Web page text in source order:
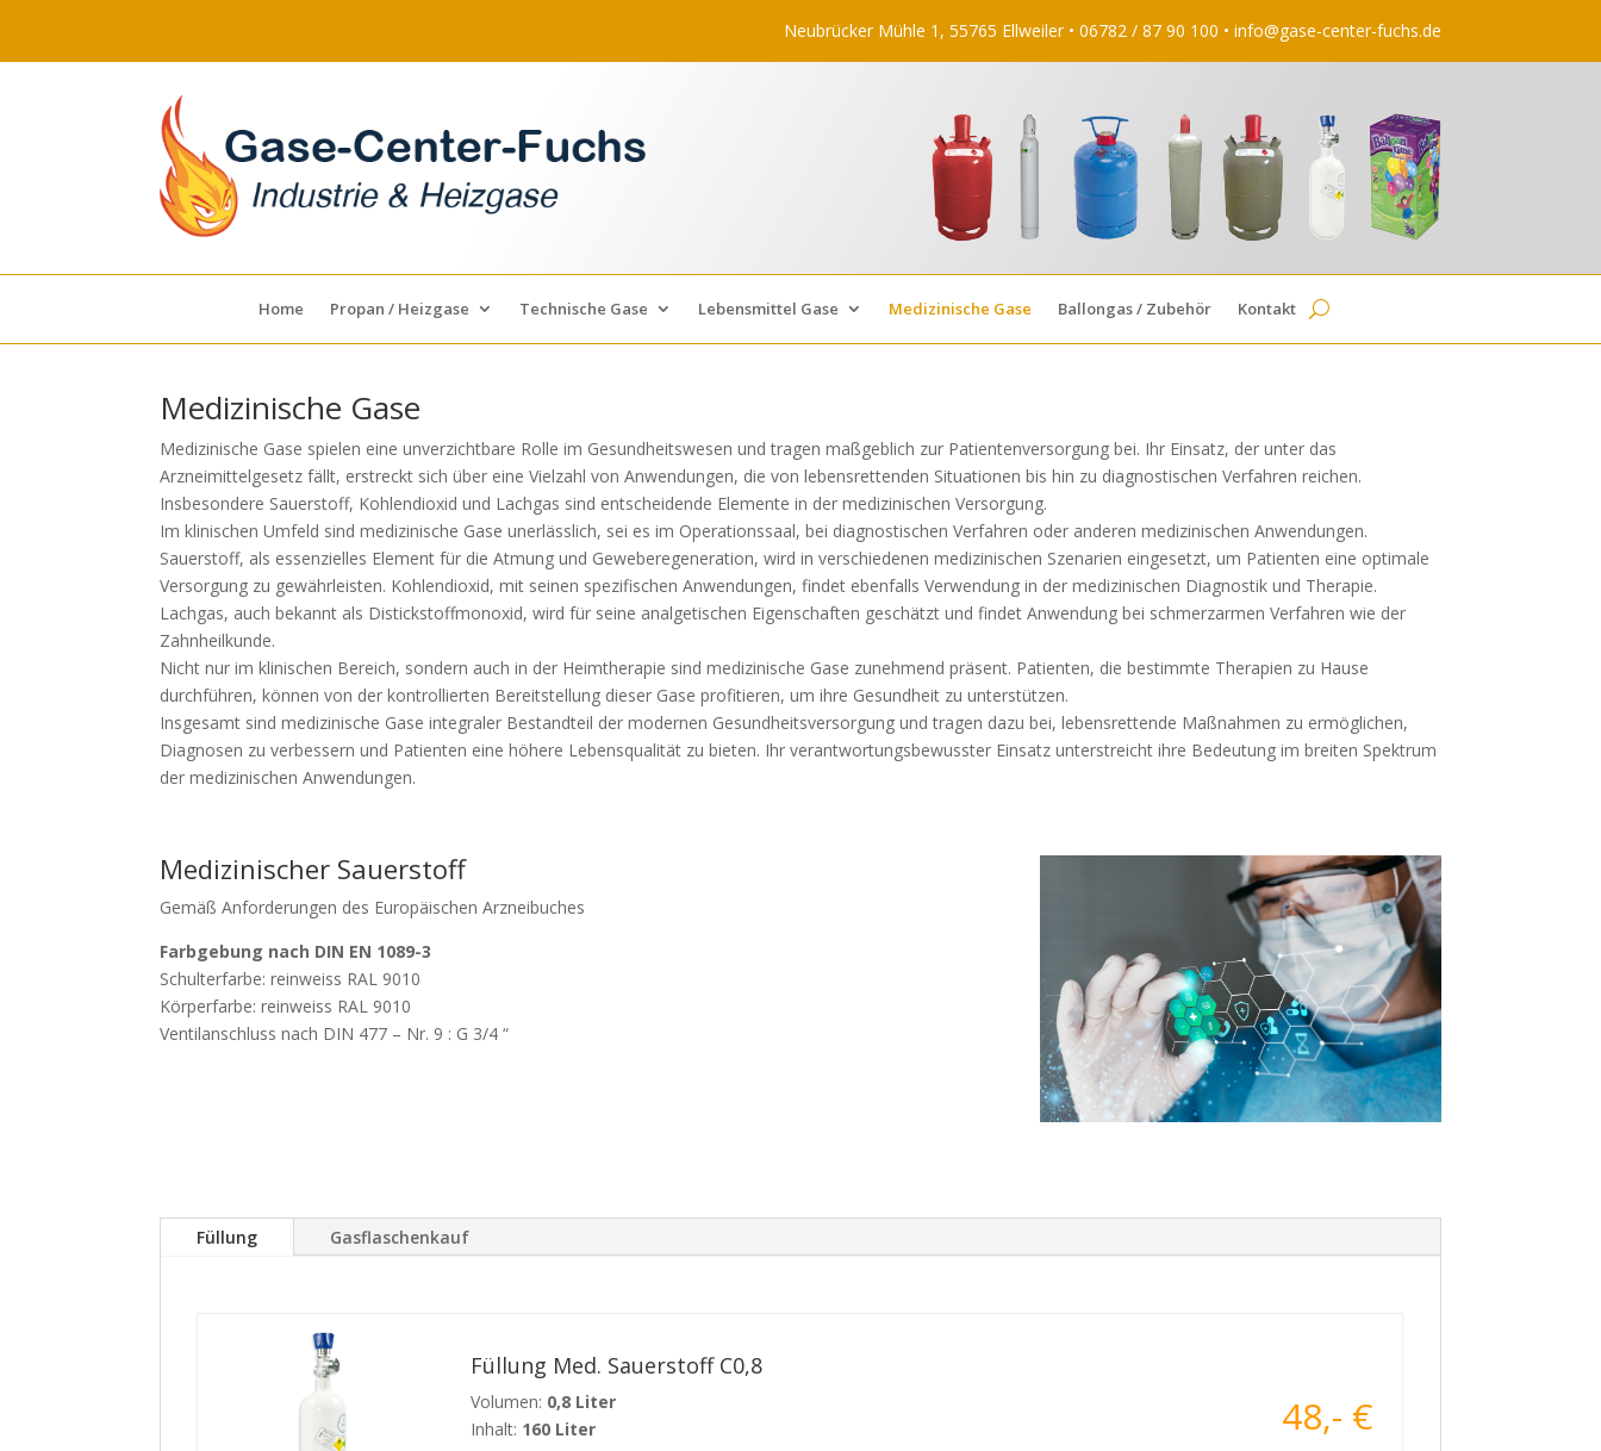
Neubrücker Mühle 1, 55765 Ellweiler • 06782 / 87 90 100 • info@gase-center-fuchs.de
Home Propan / Heizgase Technische Gase Lebensmittel Gase Medizinische Gase Ballongas / Zubehör Kontakt
Medizinische Gase
Medizinische Gase spielen eine unverzichtbare Rolle im Gesundheitswesen und tragen maßgeblich zur Patientenversorgung bei. Ihr Einsatz, der unter das
Arzneimittelgesetz fällt, erstreckt sich über eine Vielzahl von Anwendungen, die von lebensrettenden Situationen bis hin zu diagnostischen Verfahren reichen.
Insbesondere Sauerstoff, Kohlendioxid und Lachgas sind entscheidende Elemente in der medizinischen Versorgung.
Im klinischen Umfeld sind medizinische Gase unerlässlich, sei es im Operationssaal, bei diagnostischen Verfahren oder anderen medizinischen Anwendungen.
Sauerstoff, als essenzielles Element für die Atmung und Geweberegeneration, wird in verschiedenen medizinischen Szenarien eingesetzt, um Patienten eine optimale
Versorgung zu gewährleisten. Kohlendioxid, mit seinen spezifischen Anwendungen, findet ebenfalls Verwendung in der medizinischen Diagnostik und Therapie.
Lachgas, auch bekannt als Distickstoffmonoxid, wird für seine analgetischen Eigenschaften geschätzt und findet Anwendung bei schmerzarmen Verfahren wie der
Zahnheilkunde.
Nicht nur im klinischen Bereich, sondern auch in der Heimtherapie sind medizinische Gase zunehmend präsent. Patienten, die bestimmte Therapien zu Hause
durchführen, können von der kontrollierten Bereitstellung dieser Gase profitieren, um ihre Gesundheit zu unterstützen.
Insgesamt sind medizinische Gase integraler Bestandteil der modernen Gesundheitsversorgung und tragen dazu bei, lebensrettende Maßnahmen zu ermöglichen,
Diagnosen zu verbessern und Patienten eine höhere Lebensqualität zu bieten. Ihr verantwortungsbewusster Einsatz unterstreicht ihre Bedeutung im breiten Spektrum
der medizinischen Anwendungen.
Medizinischer Sauerstoff
Gemäß Anforderungen des Europäischen Arzneibuches
Farbgebung nach DIN EN 1089-3
Schulterfarbe: reinweiss RAL 9010
Körperfarbe: reinweiss RAL 9010
Ventilanschluss nach DIN 477 – Nr. 9 : G 3/4 “
Füllung Gasflaschenkauf
Füllung Med. Sauerstoff C0,8
Volumen: 0,8 Liter
Inhalt: 160 Liter 48,- €